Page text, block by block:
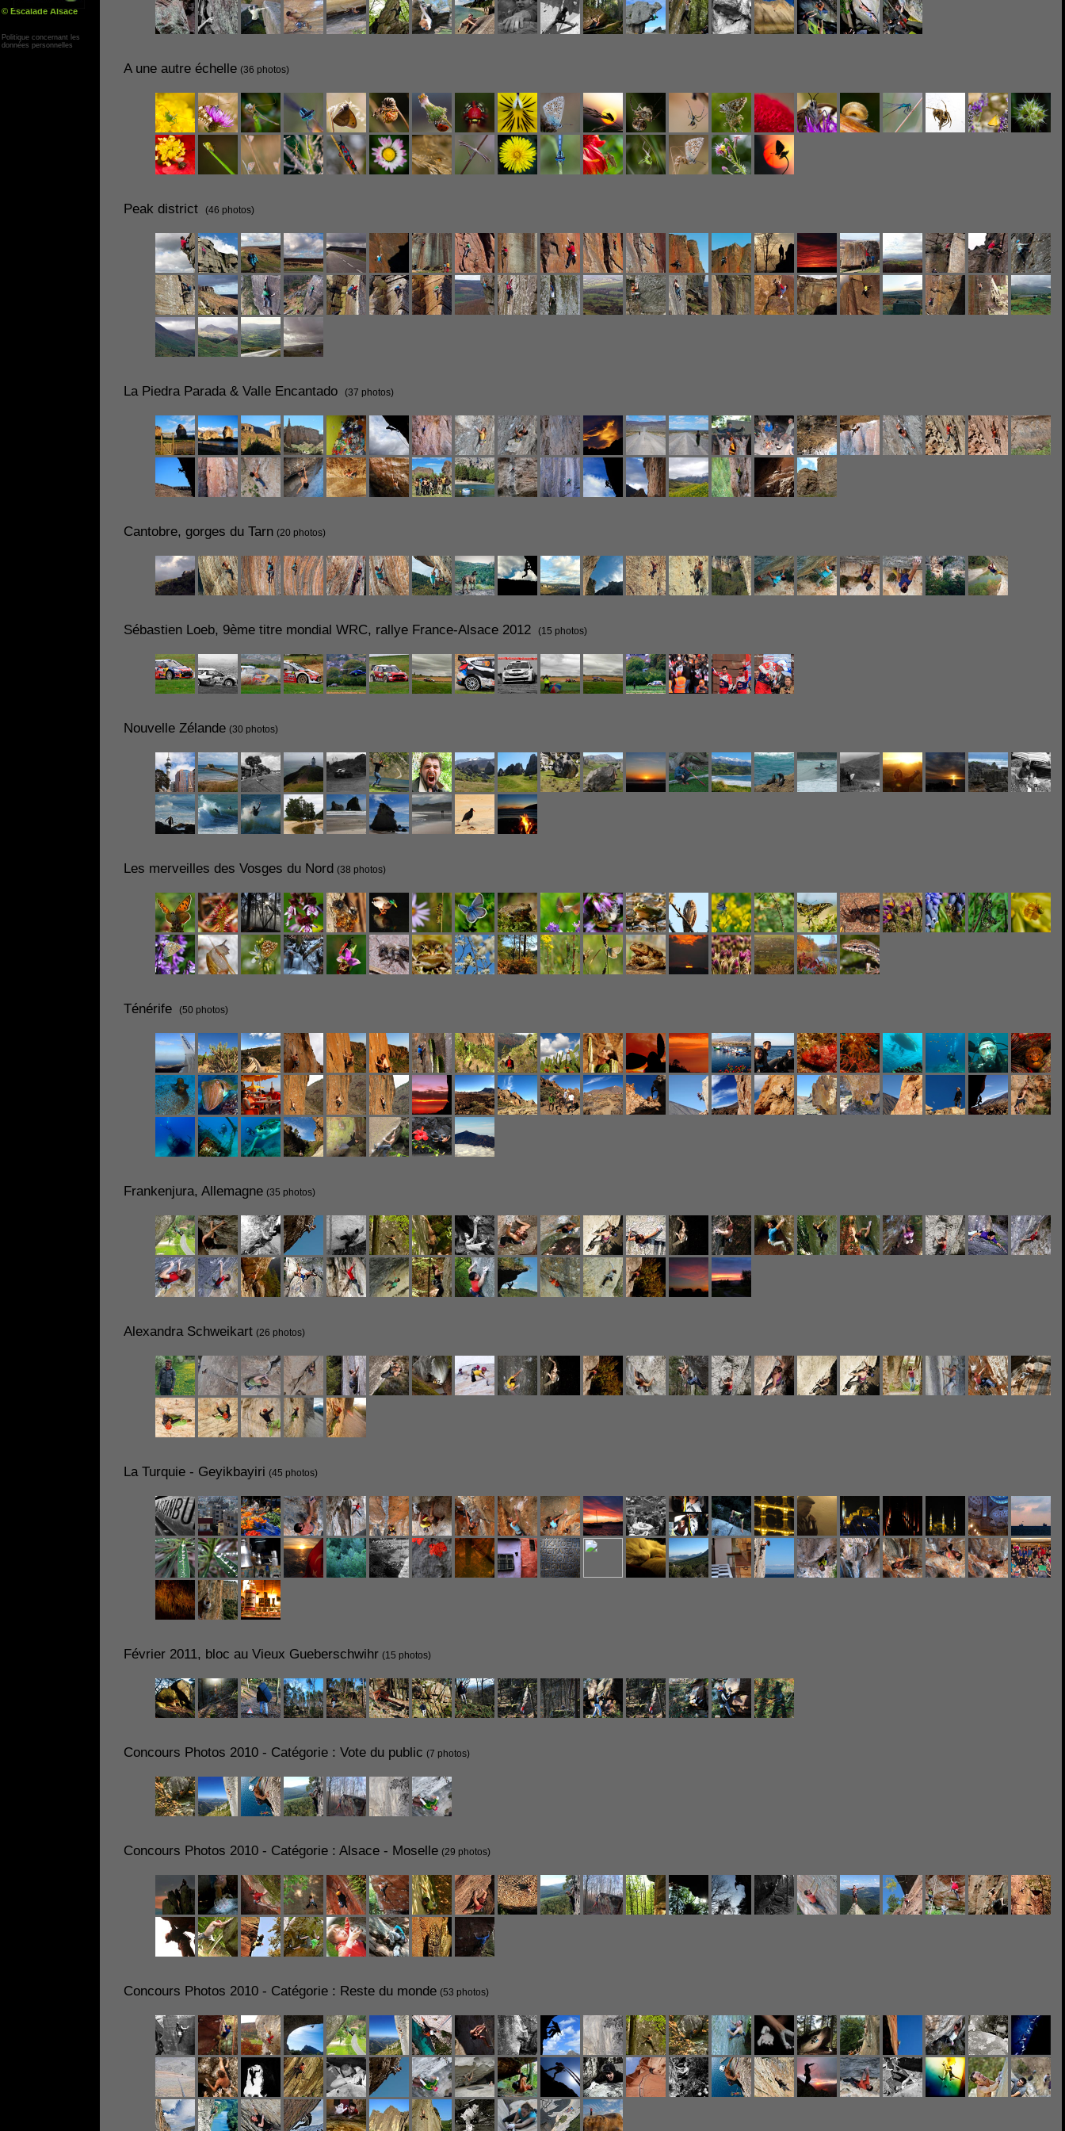
© Escalade Alsace
Politique concernant les
données personnelles
A une autre échelle (36 photos)
Peak district (46 photos)
La Piedra Parada & Valle Encantado (37 photos)
Cantobre, gorges du Tarn (20 photos)
Sébastien Loeb, 9ème titre mondial WRC, rallye France-Alsace 2012 (15 photos)
Nouvelle Zélande (30 photos)
Les merveilles des Vosges du Nord (38 photos)
Ténérife (50 photos)
Frankenjura, Allemagne (35 photos)
Alexandra Schweikart (26 photos)
La Turquie - Geyikbayiri (45 photos)
Février 2011, bloc au Vieux Gueberschwihr (15 photos)
Concours Photos 2010 - Catégorie : Vote du public (7 photos)
Concours Photos 2010 - Catégorie : Alsace - Moselle (29 photos)
Concours Photos 2010 - Catégorie : Reste du monde (53 photos)